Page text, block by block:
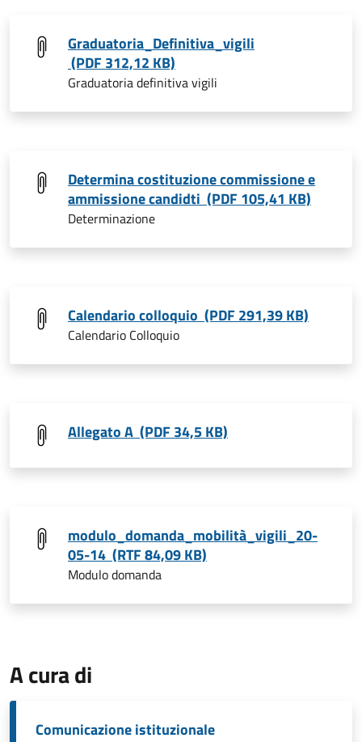
Graduatoria_Definitiva_vigili
(PDF 312,12 KB)
Graduatoria definitiva vigili
Determina costituzione commissione e
ammissione candidti (PDF 105,41 KB)
Determinazione
Calendario colloquio (PDF 291,39 KB)
Calendario Colloquio
Allegato A (PDF 34,5 KB)
modulo_domanda_mobilità_vigili_20-
05-14 (RTF 84,09 KB)
Modulo domanda
A cura di
Comunicazione istituzionale